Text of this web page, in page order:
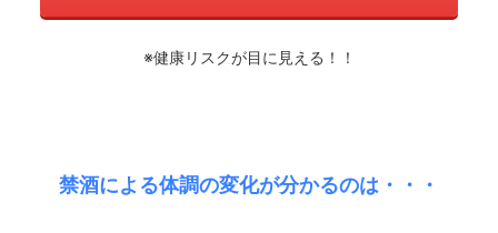
※健康リスクが目に見える！！
禁酒による体調の変化が分かるのは・・・